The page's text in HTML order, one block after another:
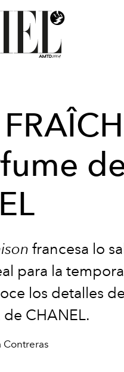
francesa lo
para la
los detalles de
de CHANEL.
Contreras